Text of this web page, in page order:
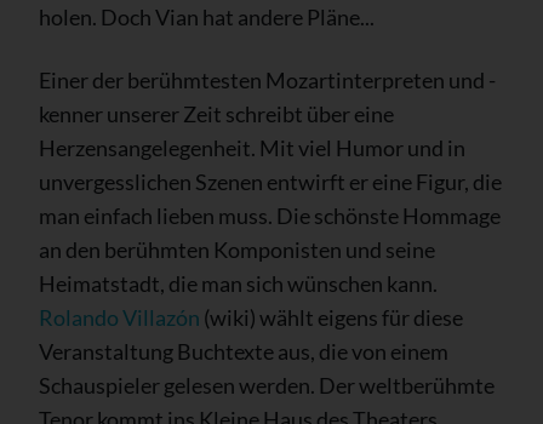
holen. Doch Vian hat andere Pläne...
Einer der berühmtesten Mozartinterpreten und -
kenner unserer Zeit schreibt über eine
Herzensangelegenheit. Mit viel Humor und in
unvergesslichen Szenen entwirft er eine Figur, die
man einfach lieben muss. Die schönste Hommage
an den berühmten Komponisten und seine
Heimatstadt, die man sich wünschen kann.
Rolando Villazón (wiki) wählt eigens für diese
Veranstaltung Buchtexte aus, die von einem
Schauspieler gelesen werden. Der weltberühmte